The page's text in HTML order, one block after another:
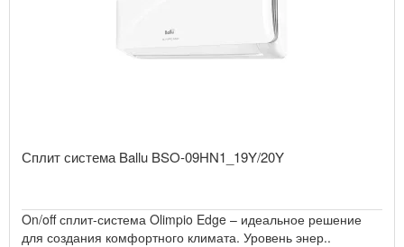
Сплит система Ballu BSO-09HN1_19Y/20Y
On/off сплит-система Olimpio Edge – идеальное решение
для создания комфортного климата. Уровень энер..